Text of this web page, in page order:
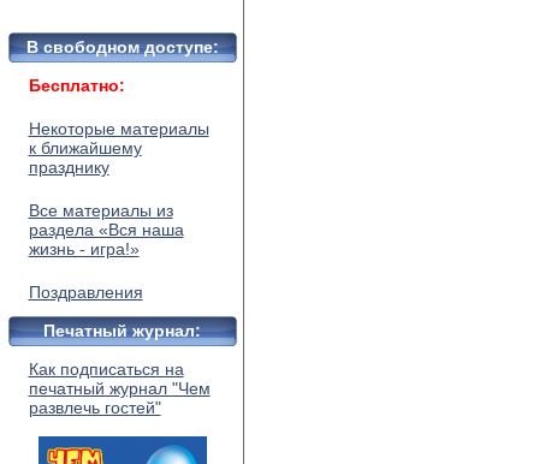
В свободном доступе:
Бесплатно:
Некоторые материалы
к ближайшему
празднику
Все материалы из
раздела «Вся наша
жизнь - игра!»
Поздравления
Печатный журнал:
Как подписаться на
печатный журнал "Чем
развлечь гостей"